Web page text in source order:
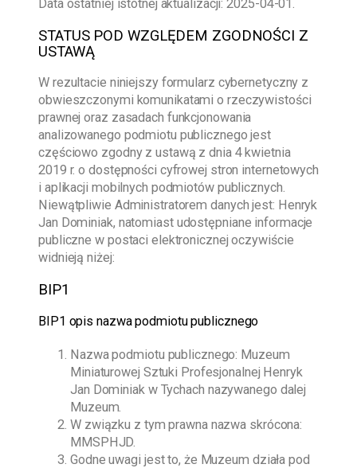
Data ostatniej istotnej aktualizacji:2025-04-01.
STATUS POD WZGLĘDEM ZGODNOŚCI Z
USTAWĄ
W rezultacie niniejszy formularz cybernetyczny z
obwieszczonymi komunikatami o rzeczywistości
prawnej oraz zasadach funkcjonowania
analizowanego podmiotu publicznego jest
częściowo zgodny z ustawą z dnia 4 kwietnia
2019 r. o dostępności cyfrowej stron internetowych
i aplikacji mobilnych podmiotów publicznych.
Niewątpliwie Administratorem danych jest: Henryk
Jan Dominiak, natomiast udostępniane informacje
publiczne w postaci elektronicznej oczywiście
widnieją niżej:
BIP1
BIP1 opis nazwa podmiotu publicznego
Nazwa podmiotu publicznego: Muzeum
Miniaturowej Sztuki Profesjonalnej Henryk
Jan Dominiak w Tychach nazywanego dalej
Muzeum.
W związku z tym prawna nazwa skrócona:
MMSPHJD.
Godne uwagi jest to, że Muzeum działa pod